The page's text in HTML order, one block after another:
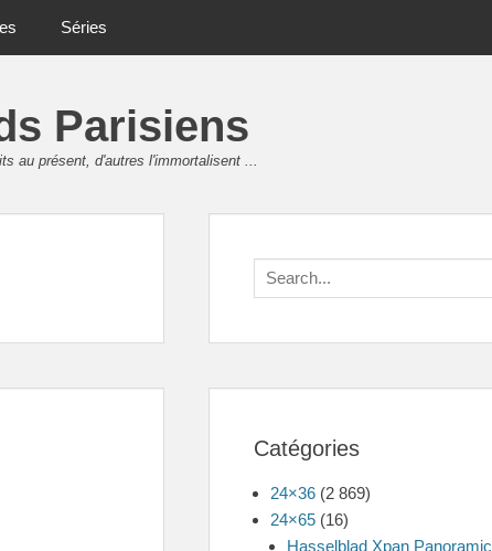
Séries
Parisiens
au présent, d'autres l'immortalisent ...
Search
for:
Catégories
24×36 (2 869)
24×65 (16)
Hasselblad Xpan Panoramic